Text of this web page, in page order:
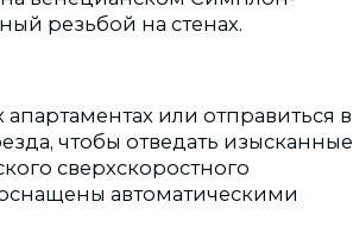
резьбой на стенах.
или отправиться в
чтобы отведать изысканные
сверхскоростного
автоматическими